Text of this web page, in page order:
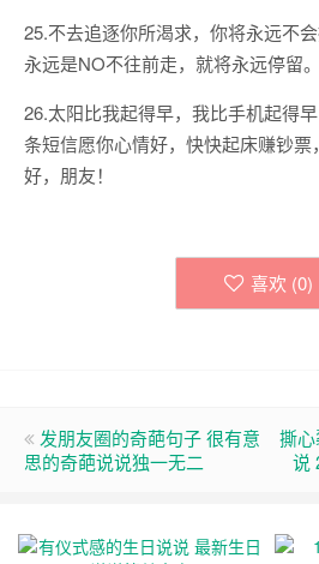
25.不去追逐你所渴求，你将永远不
永远是NO不往前走，就将永远停留。
26.太阳比我起得早，我比手机起得
条短信愿你心情好，快快起床赚钞
好，朋友！
喜欢 (0)
发朋友圈的奇葩句子 很有意
思的奇葩说说独一无二
撕
说